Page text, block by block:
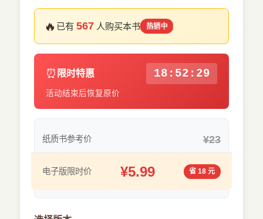
🔥 已有567 人购买本书 热销中
⏰ 限时特惠 18:52:29
活动结束后恢复原价
纸质书参考价 ¥23
电子版限时价 ¥5.99 省 18 元